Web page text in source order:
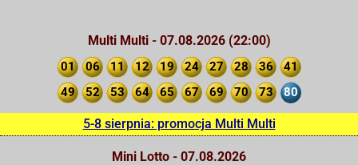
Multi Multi - 07.08.2026 (22:00)
01 06 11 12 19 24 27 28 36
41
49
52 53 64 65 67 69 70 73 80
5-8 sierpnia: promocja Multi Multi
Mini Lotto - 07.08.2026